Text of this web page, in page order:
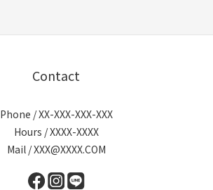
Contact
Phone / XX-XXX-XXX-XXX
Hours / XXXX-XXXX
Mail / XXX@XXXX.COM